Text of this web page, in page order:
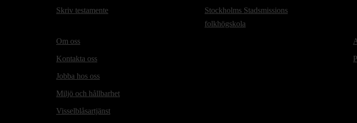
Skriv testamente
Stockholms Stadsmissions
folkhögskola
Om oss
Kontakta oss
Jobba hos oss
Miljö och hållbarhet
Visselblåsartjänst